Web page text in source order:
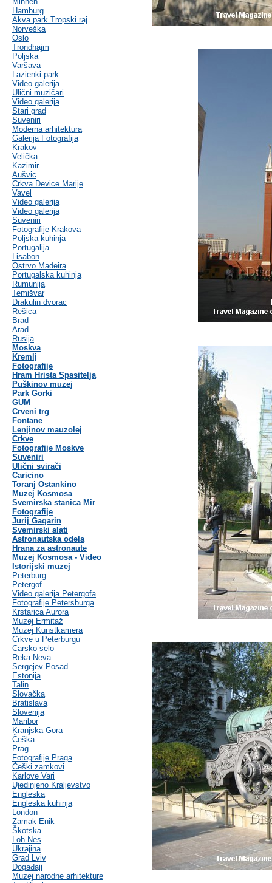
Hamburg
Akva park Tropski raj
Norveška
Oslo
Trondhajm
Poljska
Varšava
Lazienki park
Video galerija
Ulični muzičari
Video galerija
Stari grad
Suveniri
Moderna arhitektura
Galerija Fotografija
Krakov
Velička
Kazimir
Aušvic
Crkva Device Marije
Vavel
Video galerija
Video galerija
Suveniri
Fotografije Krakova
Poljska kuhinja
Portugalija
Lisabon
Ostrvo Madeira
Portugalska kuhinja
Rumunija
Temišvar
Drakulin dvorac
Rešica
Brad
Arad
Rusija
Moskva
Kremlj
Fotografije
Hram Hrista Spasitelja
Puškinov muzej
Park Gorki
GUM
Crveni trg
Fontane
Lenjinov mauzolej
Crkve
Fotografije Moskve
Suveniri
Ulični svirači
Caricino
Toranj Ostankino
Muzej Kosmosa
Svemirska stanica Mir
Fotografije
Jurij Gagarin
Svemirski alati
Astronautska odela
Hrana za astronaute
Muzej Kosmosa - Video
Istorijski muzej
Peterburg
Petergof
Video galerija Petergofa
Fotografije Petersburga
Krstarica Aurora
Muzej Ermitaž
Muzej Kunstkamera
Crkve u Peterburgu
Carsko selo
Reka Neva
Sergejev Posad
Estonija
Talin
Slovačka
Bratislava
Slovenija
Maribor
Kranjska Gora
Češka
Prag
Fotografije Praga
Češki zamkovi
Karlove Vari
Ujedinjeno Kraljevstvo
Engleska
Engleska kuhinja
London
Zamak Enik
Škotska
Loh Nes
Ukrajina
Grad Lviv
Događaji
Muzej narodne arhitekture